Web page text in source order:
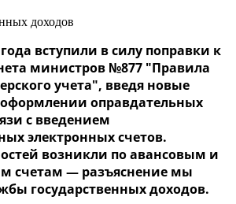
доходов
года вступили в силу поправки к
министров №877 "Правила
учета", введя новые
оправдательных
с введением
электронных счетов.
возникли по авансовым и
счетам — разъяснение мы
государственных доходов.